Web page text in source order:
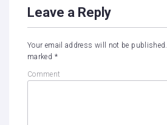
Leave a Reply
Your email address will not be published.
marked *
Comment